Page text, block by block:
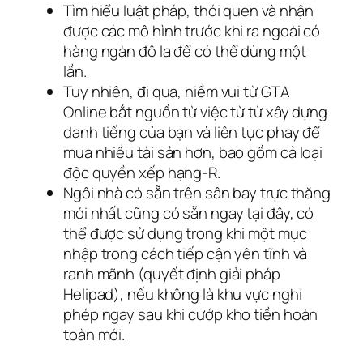
Tìm hiểu luật pháp, thói quen và nhận
được các mô hình trước khi ra ngoài có
hàng ngàn đô la để có thể dùng một
lần.
Tuy nhiên, đi qua, niềm vui từ GTA
Online bắt nguồn từ việc từ từ xây dựng
danh tiếng của bạn và liên tục phay để
mua nhiều tài sản hơn, bao gồm cả loại
độc quyền xếp hạng-R.
Ngôi nhà có sẵn trên sân bay trực thăng
mới nhất cũng có sẵn ngay tại đây, có
thể được sử dụng trong khi một mục
nhập trong cách tiếp cận yên tĩnh và
ranh mãnh (quyết định giải pháp
Helipad), nếu không là khu vực nghỉ
phép ngay sau khi cướp kho tiền hoàn
toàn mới.